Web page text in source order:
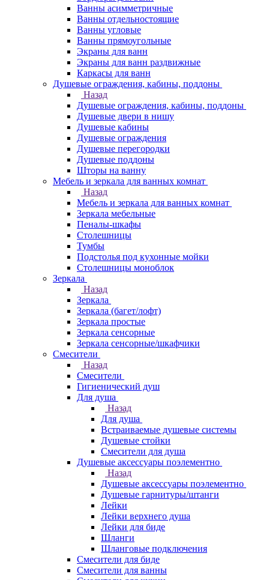
Ванны асимметричные
Ванны отдельностоящие
Ванны угловые
Ванны прямоугольные
Экраны для ванн
Экраны для ванн раздвижные
Каркасы для ванн
Душевые ограждения, кабины, поддоны
Назад
Душевые ограждения, кабины, поддоны
Душевые двери в нишу
Душевые кабины
Душевые ограждения
Душевые перегородки
Душевые поддоны
Шторы на ванну
Мебель и зеркала для ванных комнат
Назад
Мебель и зеркала для ванных комнат
Зеркала мебельные
Пеналы-шкафы
Столешницы
Тумбы
Подстолья под кухонные мойки
Столешницы моноблок
Зеркала
Назад
Зеркала
Зеркала (багет/лофт)
Зеркала простые
Зеркала сенсорные
Зеркала сенсорные/шкафчики
Смесители
Назад
Смесители
Гигиенический душ
Для душа
Назад
Для душа
Встраиваемые душевые системы
Душевые стойки
Смесители для душа
Душевые аксессуары поэлементно
Назад
Душевые аксессуары поэлементно
Душевые гарнитуры/штанги
Лейки
Лейки верхнего душа
Лейки для биде
Шланги
Шланговые подключения
Смесители для биде
Смесители для ванны